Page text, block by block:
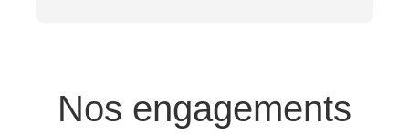
Nos engagements